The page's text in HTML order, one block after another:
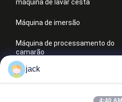
máquina de lavar cesta
Máquina de imersão
Máquina de processamento do
camarão
Máquina de processamento dos
peixes
jack
4:40 AM